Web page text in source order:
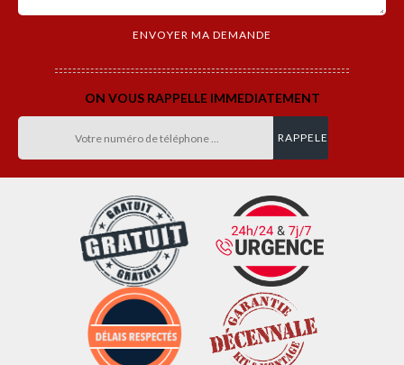
ON VOUS RAPPELLE IMMEDIATEMENT